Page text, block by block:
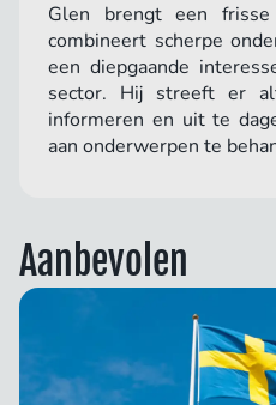
Glen brengt een
combineert scherpe
een diepgaande
sector. Hij streeft er
informeren en uit te
aan onderwerpen te
Aanbevolen